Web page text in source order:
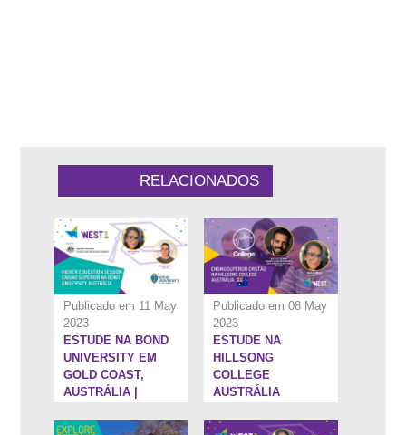
RELACIONADOS
Publicado em 11 May
2023
ESTUDE NA BOND
UNIVERSITY EM
GOLD COAST,
AUSTRÁLIA |
EDICATION
Publicado em 08 May
2023
ESTUDE NA
HILLSONG
COLLEGE
AUSTRÁLIA
5:25''